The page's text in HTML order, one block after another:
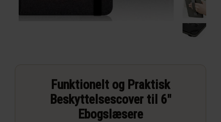
Funktionelt og Praktisk
Beskyttelsescover til 6"
Ebogslæsere